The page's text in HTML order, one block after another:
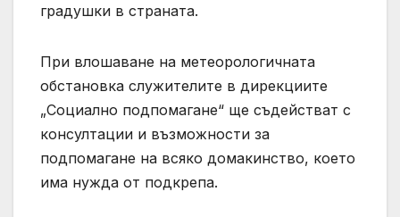
градушки в страната.
При влошаване на метеорологичната
обстановка служителите в дирекциите
„Социално подпомагане“ ще съдействат с
консултации и възможности за
подпомагане на всяко домакинство, което
има нужда от подкрепа.